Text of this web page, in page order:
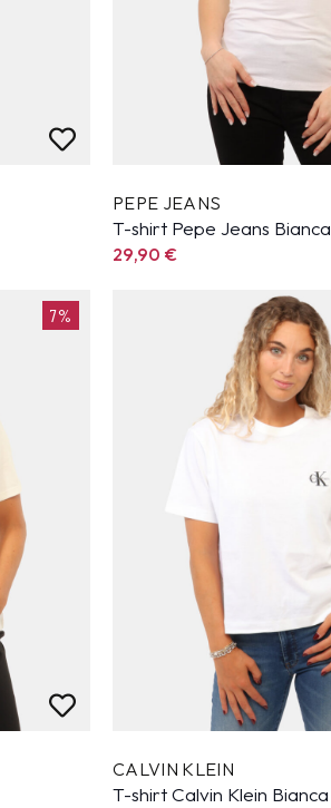
PEPE JEANS
T-shirt Pepe Jeans Bianca
29,90€
7%
CALVIN KLEIN
T-shirt Calvin Klein Bianca